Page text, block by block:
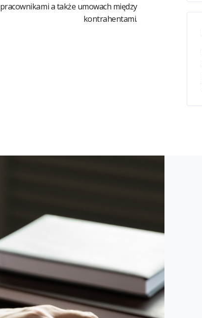
pracownikami a także umowach między
kontrahentami.